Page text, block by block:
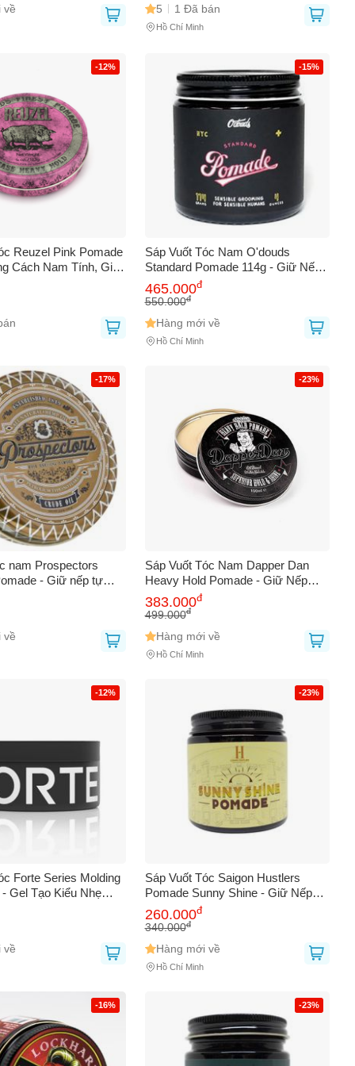
về 5 1 Đã bán
Hồ Chí Minh
-12%
Reuzel Pink Pomade
Cách Nam Tính, Giữ
Dưỡng Tóc Khỏe
-15%
Sáp Vuốt Tóc Nam O'douds
Standard Pomade 114g - Giữ Nếp
Chắc Chắn, Dưỡng Tóc Tự Nhiên,
Dễ Rửa, Phong Cách Hiện Đại
465.000đ
550.000đ
Hàng mới về
Hồ Chí Minh
-17%
nam Prospectors
- Giữ nếp tự
và dễ tạo kiểu,
phẩm chăm sóc tóc
về
-23%
Sáp Vuốt Tóc Nam Dapper Dan
Heavy Hold Pomade - Giữ Nếp
Tóc Tuyệt Đỉnh, Độ Bóng Cao, Dễ
Dàng Tạo Kiểu 100ml
383.000đ
499.000đ
Hàng mới về
Hồ Chí Minh
-12%
Forte Series Molding
Gel Tạo Kiểu Nhẹ
Tóc Bồng Bềnh,
Dễ Gội Rửa
về
-23%
Sáp Vuốt Tóc Saigon Hustlers
Pomade Sunny Shine - Giữ Nếp
Nhẹ, Bóng Cao, Dưỡng Tóc Mềm
Mượt Với Hương Citrus Tươi Mát
260.000đ
340.000đ
Hàng mới về
Hồ Chí Minh
-16% -23%